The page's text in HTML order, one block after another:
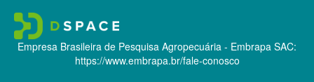
Empresa Brasileira de Pesquisa Agropecuária - Embrapa SAC:
https://www.embrapa.br/fale-conosco